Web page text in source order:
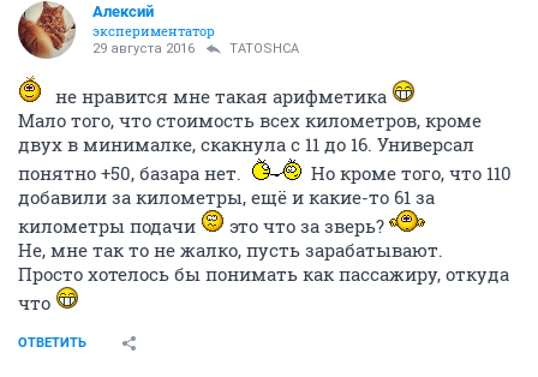
Алексий
экспериментатор
29 августа 2016 TATOSHCA
не нравится мне такая арифметика
Мало того, что стоимость всех километров, кроме
двух в минималке, скакнула с 11 до 16. Универсал
понятно +50, базара нет.
Но кроме того, что 110
добавили за километры, ещё и какие-то 61 за
километры подачи
это что за зверь?
Не, мне так то не жалко, пусть зарабатывают.
Просто хотелось бы понимать как пассажиру, откуда
что
ОТВЕТИТЬ